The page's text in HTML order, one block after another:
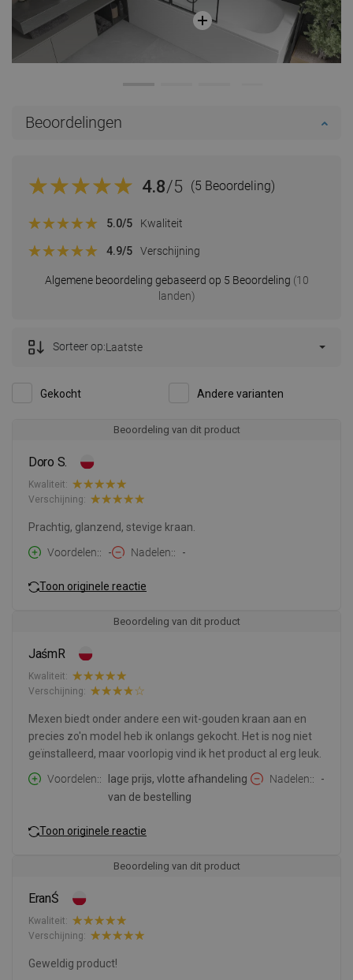
Beoordelingen
4.8/5 (5 Beoordeling)
Algemene beoordeling gebaseerd op 5 Beoordeling (10
landen)
5.0/5 Kwaliteit
4.9/5 Verschijning
Gekocht Andere varianten
Sorteer op:Laatste
Beoordeling van dit product
Doro S.
Kwaliteit:
Verschijning:
Prachtig, glanzend, stevige kraan.
Voordelen:
- Nadelen: -
Toon originele reactie
Beoordeling van dit product
JaśmR
Kwaliteit:
Verschijning:
Mexen biedt onder andere een wit-gouden kraan aan en
precies zo'n model heb ik onlangs gekocht. Het is nog niet
geïnstalleerd, maar voorlopig vind ik het product al erg leuk.
Voordelen:
lage prijs, vlotte afhandeling
van de bestelling
Nadelen: -
Toon originele reactie
Beoordeling van dit product
EranŚ
Kwaliteit:
Verschijning:
Geweldig product!